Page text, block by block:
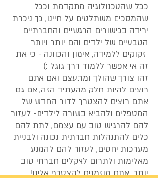
ככל שהטכנולוגיה מתקדמת וככל
שהמסכים משתלטים על חיינו, כך ניכרת
ירידה בכישורים הרגשיים והחברתיים
הטבעיים של ילדים והם יותר ויותר
זקוקים ללמידה, אימון והכוונה - כי את
זה אי אפשר ללמוד דרך גוגל :)
זהו צורך שהולך ומתעצם ואם אתם
רוצים להיות חלק מהעתיד הזה, אם גם
אתם רוצים להצטרף לדור החדש של
המטפלים ולהביא בשורה לילדים- לעזור
להם להרגיש טוב עם עצמם, לתת להם
כלים להתנהלות חברתית נכונה ולבניית
מערכות יחסים, לעזור להם להמנע
מאלימות ולתרום לאקלים חברתי טוב
יותר, אתם מוזמנים להצטרף אלינו!